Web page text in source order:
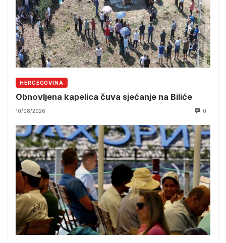
HERCEGOVINA
Obnovljena kapelica čuva sjećanje na Biliće
10/08/2026 0